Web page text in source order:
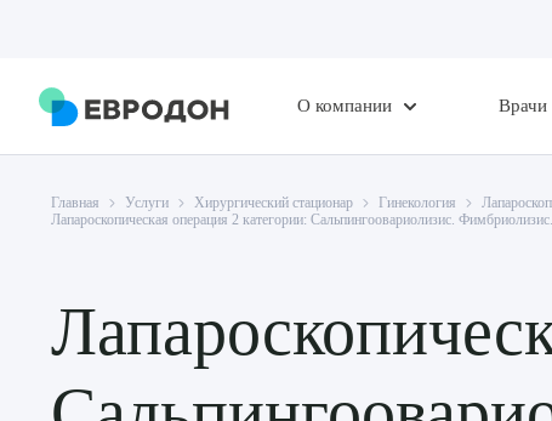
О компании Врачи
Главная Услуги Хирургический стационар Гинекология
Лапароскопическая операция 2 категории: Сальпингоовариолизис.